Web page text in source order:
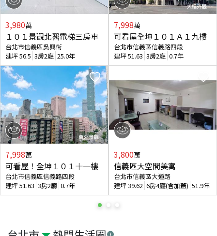
3,980萬
１０１景觀北醫電梯三房車
台北市信義區吳興街
建坪56.5 3房2廳 25.0年
7,998萬
可看屋！全坤１０１十一樓
台北市信義區信義路四段
建坪51.63 3房2廳 0.7年
7,998萬
可看屋全坤１０１Ａ１九樓
台北市信義區信義路四段
建坪51.63 3房2廳 0.7年
3,800萬
信義區大空間美寓
台北市信義區大道路
建坪39.62 6房4廳(含加蓋) 51.9年